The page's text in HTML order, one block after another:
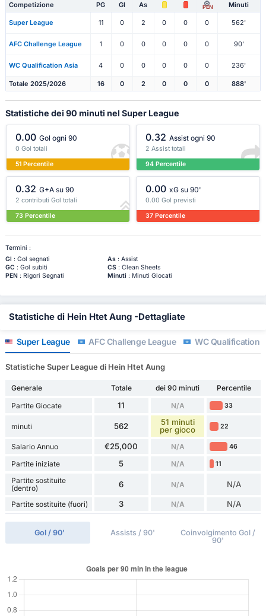
Competizione PG Gl As PEN Minuti
Super League 11 0 2 0 0 0 562'
AFC Challenge League 1 0 0 0 0 0 90'
WC Qualification Asia 4 0 0 0 0 0 236'
Totale 2025/2026 16 0 2 0 0 0 888'
Statistiche dei 90 minuti nel Super League
0.00 Gol ogni 90
0 Gol totali
51 Percentile
0.32 Assist ogni 90
2 Assist totali
94 Percentile
0.32 G+A su 90
2 contributi Gol totali
73 Percentile
0.00 xG su 90'
0.00 Gol previsti
37 Percentile
Termini :
Gl : Gol segnati As: Assist
GC : Gol subiti CS: Clean Sheets
PEN: Rigori Segnati Minuti : Minuti Giocati
Statistiche di Hein Htet Aung -Dettagliate
Super League AFC Challenge League WC Qualification
Statistiche Super League di Hein Htet Aung
Generale Totale dei 90 minuti
Percentile
Partite Giocate
11 N/A 33
minuti 562
51 minuti
per gioco
22
Salario Annuo €25,000 N/A 46
Partite iniziate 5 N/A 11
Partite sostituite
(dentro)
6 N/A N/A
Partite sostituite (fuori) 3 N/A N/A
Gol / 90' Assists / 90'
Coinvolgimento Gol /
90'